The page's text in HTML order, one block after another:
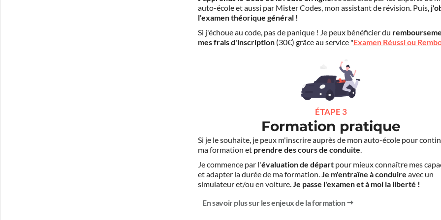
auto-école et aussi par Mister Codes, mon assistant de révision. Puis,
l'examen théorique général !
Si j'échoue au code, pas de panique ! Je peux bénéficier du
mes frais d'inscription (30€) grâce au service "Examen Réussi ou
ÉTAPE 3
Formation pratique
Si je le souhaite, je peux m'inscrire auprès de mon auto-école pour
ma formation et prendre des cours de conduite.
Je commence par l'évaluation de départ pour mieux connaître mes
et adapter la durée de ma formation.Je m'entraîne à conduire avec un
simulateur et/ou en voiture.Je passe l'examen et à moi la liberté !
En savoir plus sur les enjeux de la formation